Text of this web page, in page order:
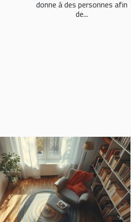
donne à des personnes afin
de...